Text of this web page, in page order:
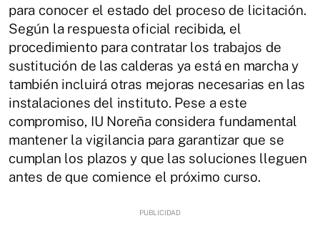
para conocer el estado del proceso de licitación.
Según la respuesta oficial recibida, el
procedimiento para contratar los trabajos de
sustitución de las calderas ya está en marcha y
también incluirá otras mejoras necesarias en las
instalaciones del instituto. Pese a este
compromiso, IU Noreña considera fundamental
mantener la vigilancia para garantizar que se
cumplan los plazos y que las soluciones lleguen
antes de que comience el próximo curso.